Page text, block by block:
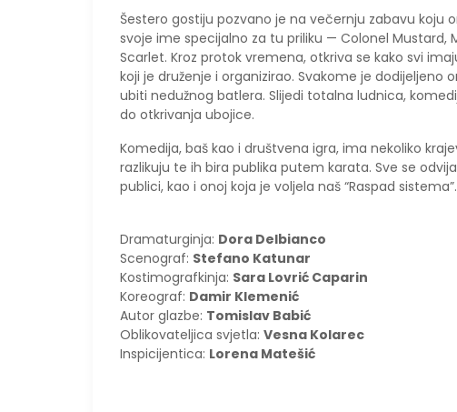
Šestero gostiju pozvano je na večernju zabavu koju
svoje ime specijalno za tu priliku — Colonel Mustard,
Scarlet. Kroz protok vremena, otkriva se kako svi
koji je druženje i organizirao. Svakome je
ubiti nedužnog batlera. Slijedi totalna ludnica,
do otkrivanja ubojice.
Komedija, baš kao i društvena igra, ima nekoliko
razlikuju te ih bira publika putem karata. Sve se
publici, kao i onoj koja je voljela naš “Raspad sistema”.
Dramaturginja: Dora Delbianco
Scenograf: Stefano Katunar
Kostimografkinja: Sara Lovrić Caparin
Koreograf: Damir Klemenić
Autor glazbe: Tomislav Babić
Oblikovateljica svjetla: Vesna Kolarec
Inspicijentica: Lorena Matešić